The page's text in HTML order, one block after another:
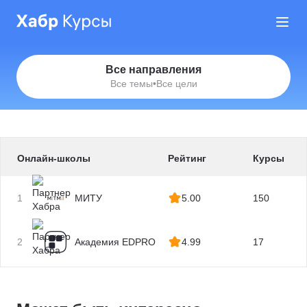
Все направления
Все темы•Все цели
Онлайн-школы Рейтинг Курсы
1 МИТУ 5.00 150
2 Академия EDPRO 4.99 17